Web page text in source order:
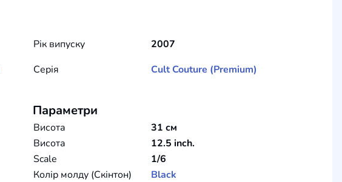
Рік випуску
2007
Серія Cult Couture (Premium)
Параметри
Висота
31 см
Висота
12.5 inch.
Scale
1/6
Колір молду (Скінтон)
Black